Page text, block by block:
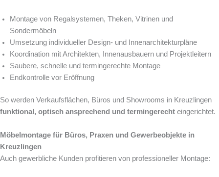
Montage von Regalsystemen, Theken, Vitrinen und
Sondermöbeln
Umsetzung individueller Design- und Innenarchitekturpläne
Koordination mit Architekten, Innenausbauern und Projektleitern
Saubere, schnelle und termingerechte Montage
Endkontrolle vor Eröffnung
So werden Verkaufsflächen, Büros und Showrooms in Kreuzlingen
funktional, optisch ansprechend und termingerecht eingerichtet.
Möbelmontage für Büros, Praxen und Gewerbeobjekte in
Kreuzlingen
Auch gewerbliche Kunden profitieren von professioneller Montage: